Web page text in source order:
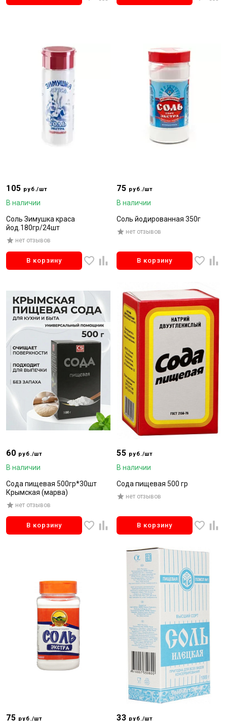
105 руб./шт
В наличии
Соль Зимушка краса
йод.180гр/24шт
нет отзывов
В корзину
75 руб./шт
В наличии
Соль йодированная 350г
нет отзывов
В корзину
60 руб./шт
В наличии
Сода пищевая 500гр*30шт
Крымская (марва)
нет отзывов
В корзину
55 руб./шт
В наличии
Сода пищевая 500 гр
нет отзывов
В корзину
75 руб./шт 33 руб./шт